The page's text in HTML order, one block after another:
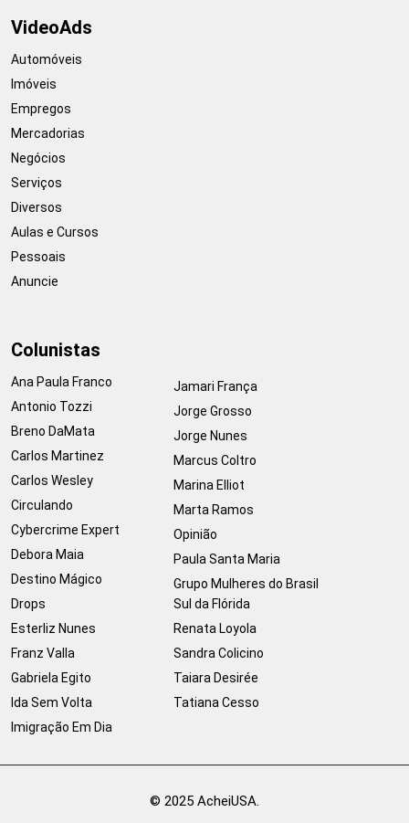
VideoAds
Automóveis
Imóveis
Empregos
Mercadorias
Negócios
Serviços
Diversos
Aulas e Cursos
Pessoais
Anuncie
Colunistas
Ana Paula Franco
Antonio Tozzi
Breno DaMata
Carlos Martinez
Carlos Wesley
Circulando
Cybercrime Expert
Debora Maia
Destino Mágico
Drops
Esterliz Nunes
Franz Valla
Gabriela Egito
Ida Sem Volta
Imigração Em Dia
Jamari França
Jorge Grosso
Jorge Nunes
Marcus Coltro
Marina Elliot
Marta Ramos
Opinião
Paula Santa Maria
Grupo Mulheres do Brasil
Sul da Flórida
Renata Loyola
Sandra Colicino
Taiara Desirée
Tatiana Cesso
© 2025 AcheiUSA.